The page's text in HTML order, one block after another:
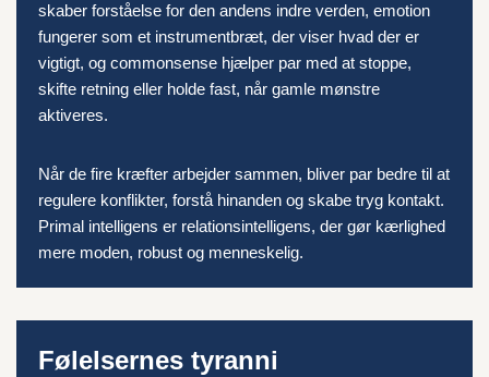
skaber forståelse for den andens indre verden, emotion
fungerer som et instrumentbræt, der viser hvad der er
vigtigt, og commonsense hjælper par med at stoppe,
skifte retning eller holde fast, når gamle mønstre
aktiveres.
Når de fire kræfter arbejder sammen, bliver par bedre til at
regulere konflikter, forstå hinanden og skabe tryg kontakt.
Primal intelligens er relationsintelligens, der gør kærlighed
mere moden, robust og menneskelig.
Følelsernes tyranni